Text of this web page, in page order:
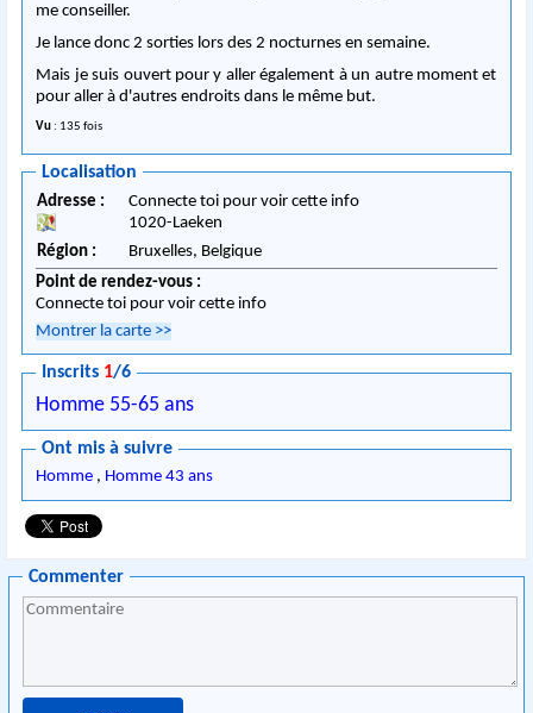
me conseiller.
Je lance donc 2 sorties lors des 2 nocturnes en semaine.
Mais je suis ouvert pour y aller également à un autre moment et
pour aller à d'autres endroits dans le même but.
Vu : 135 fois
Localisation
Adresse :
Connecte toi pour voir cette info
1020-Laeken
Région :
Bruxelles, Belgique
Point de rendez-vous :
Connecte toi pour voir cette info
Montrer la carte >>
Inscrits 1/6
Homme 55-65 ans
Ont mis à suivre
Homme , Homme 43 ans
Commenter